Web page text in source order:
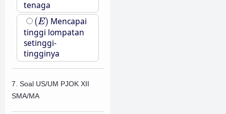
tenaga
(E)
(E) Mencapai
tinggi lompatan
setinggi-
tingginya
7. Soal US/UM PJOK XII
SMA/MA